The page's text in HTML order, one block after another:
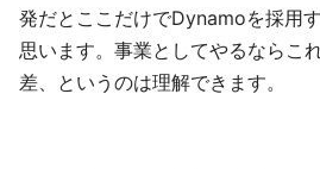
発だとここだけでDynamoを採用
思います。事業としてやるならこ
差、というのは理解できます。